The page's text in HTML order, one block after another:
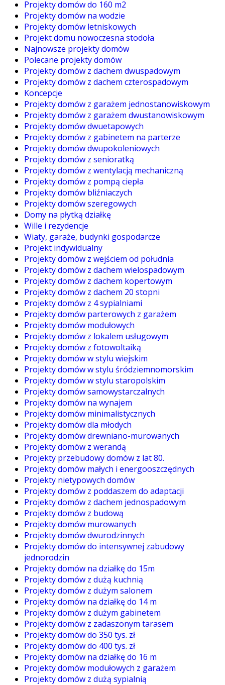
Projekty domów do 160 m2
Projekty domów na wodzie
Projekty domów letniskowych
Projekt domu nowoczesna stodoła
Najnowsze projekty domów
Polecane projekty domów
Projekty domów z dachem dwuspadowym
Projekty domów z dachem czterospadowym
Koncepcje
Projekty domów z garażem jednostanowiskowym
Projekty domów z garażem dwustanowiskowym
Projekty domów dwuetapowych
Projekty domów z gabinetem na parterze
Projekty domów dwupokoleniowych
Projekty domów z senioratką
Projekty domów z wentylacją mechaniczną
Projekty domów z pompą ciepła
Projekty domów bliźniaczych
Projekty domów szeregowych
Domy na płytką działkę
Wille i rezydencje
Wiaty, garaże, budynki gospodarcze
Projekt indywidualny
Projekty domów z wejściem od południa
Projekty domów z dachem wielospadowym
Projekty domów z dachem kopertowym
Projekty domów z dachem 20 stopni
Projekty domów z 4 sypialniami
Projekty domów parterowych z garażem
Projekty domów modułowych
Projekty domów z lokalem usługowym
Projekty domów z fotowoltaiką
Projekty domów w stylu wiejskim
Projekty domów w stylu śródziemnomorskim
Projekty domów w stylu staropolskim
Projekty domów samowystarczalnych
Projekty domów na wynajem
Projekty domów minimalistycznych
Projekty domów dla młodych
Projekty domów drewniano-murowanych
Projekty domów z werandą
Projekty przebudowy domów z lat 80.
Projekty domów małych i energooszczędnych
Projekty nietypowych domów
Projekty domów z poddaszem do adaptacji
Projekty domów z dachem jednospadowym
Projekty domów z budową
Projekty domów murowanych
Projekty domów dwurodzinnych
Projekty domów do intensywnej zabudowy
jednorodzin
Projekty domów na działkę do 15m
Projekty domów z dużą kuchnią
Projekty domów z dużym salonem
Projekty domów na działkę do 14 m
Projekty domów z dużym gabinetem
Projekty domów z zadaszonym tarasem
Projekty domów do 350 tys. zł
Projekty domów do 400 tys. zł
Projekty domów na działkę do 16 m
Projekty domów modułowych z garażem
Projekty domów z dużą sypialnią